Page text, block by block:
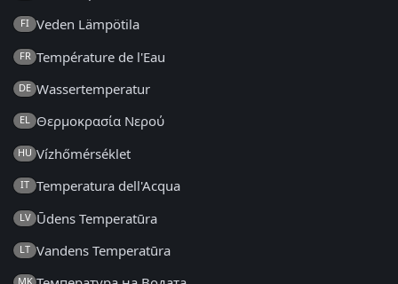
FI Veden Lämpötila
FR Température de l'Eau
DE Wassertemperatur
EL Θερμοκρασία Νερού
HU Vízhőmérséklet
IT Temperatura dell'Acqua
LV Ūdens Temperatūra
LT Vandens Temperatūra
MK